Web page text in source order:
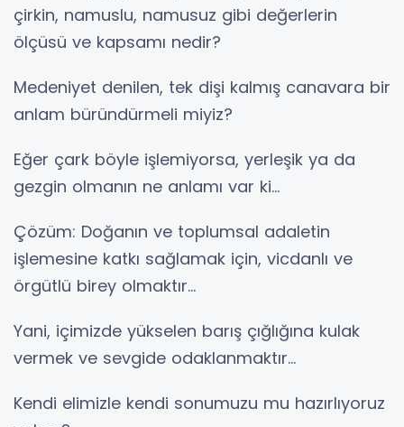
çirkin, namuslu, namusuz gibi değerlerin
ölçüsü ve kapsamı nedir?
Medeniyet denilen, tek dişi kalmış canavara bir
anlam büründürmeli miyiz?
Eğer çark böyle işlemiyorsa, yerleşik ya da
gezgin olmanın ne anlamı var ki...
Çözüm: Doğanın ve toplumsal adaletin
işlemesine katkı sağlamak için, vicdanlı ve
örgütlü birey olmaktır...
Yani, içimizde yükselen barış çığlığına kulak
vermek ve sevgide odaklanmaktır...
Kendi elimizle kendi sonumuzu mu hazırlıyoruz